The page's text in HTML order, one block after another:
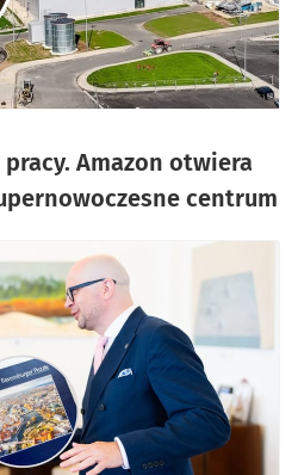
Amazon otwiera
centrum